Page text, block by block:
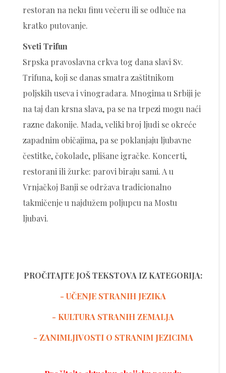
restoran na neku finu večeru ili se odluče na
kratko putovanje.
Sveti Trifun
Srpska pravoslavna crkva tog dana slavi Sv.
Trifuna, koji se danas smatra zaštitnikom
poljskih useva i vinogradara. Mnogima u Srbiji je
na taj dan krsna slava, pa se na trpezi mogu naći
razne đakonije. Mada, veliki broj ljudi se okreće
zapadnim običajima, pa se poklanjaju ljubavne
čestitke, čokolade, plišane igračke. Koncerti,
restorani ili žurke: parovi biraju sami. A u
Vrnjačkoj Banji se održava tradicionalno
takmičenje u najdužem poljupcu na Mostu
ljubavi.
PROČITAJTE JOŠ TEKSTOVA IZ KATEGORIJA:
- UČENJE STRANIH JEZIKA
- KULTURA STRANIH ZEMALJA
- ZANIMLJIVOSTI O STRANIM JEZICIMA